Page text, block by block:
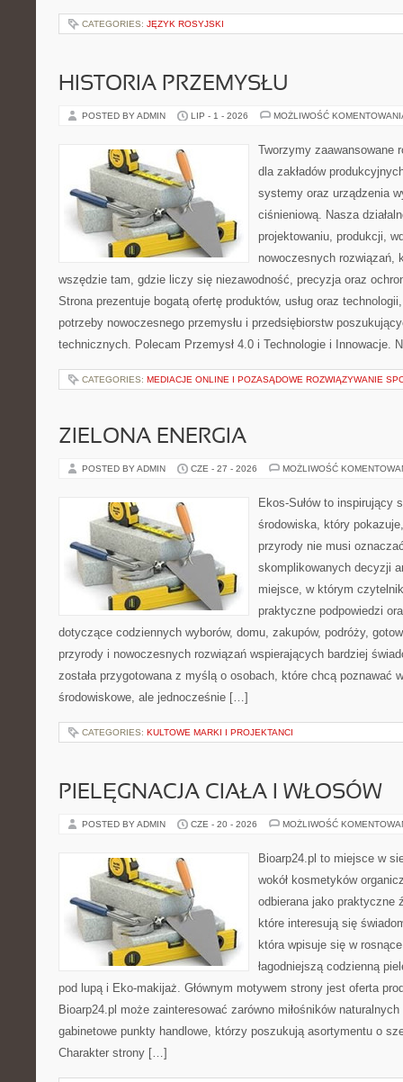
CATEGORIES: JĘZYK ROSYJSKI
HISTORIA PRZEMYSŁU
POSTED BY ADMIN LIP - 1 - 2026 MOŻLIWOŚĆ
Tworzymy zaawansowane
dla zakładów
systemy oraz urządzenia
ciśnieniową. Nasza
projektowaniu, produkcji,
nowoczesnych rozwiązań,
wszędzie tam, gdzie liczy się niezawodność, precyzja oraz
Strona prezentuje bogatą ofertę produktów, usług oraz
potrzeby nowoczesnego przemysłu i przedsiębiorstw
technicznych. Polecam Przemysł 4.0 i Technologie i Innowacje.
CATEGORIES: MEDIACJE ONLINE I POZASĄDOWE ROZWIĄZYWANIE
ZIELONA ENERGIA
POSTED BY ADMIN CZE - 27 - 2026 MOŻLIWOŚĆ
Ekos-Sułów to inspirujący
środowiska, który
przyrody nie musi
skomplikowanych decyzji
miejsce, w którym
praktyczne podpowiedzi
dotyczące codziennych wyborów, domu, zakupów, podróży,
przyrody i nowoczesnych rozwiązań wspierających bardziej
została przygotowana z myślą o osobach, które chcą poznawać
środowiskowe, ale jednocześnie […]
CATEGORIES: KULTOWE MARKI I PROJEKTANCI
PIELĘGNACJA CIAŁA I WŁOSÓW
POSTED BY ADMIN CZE - 20 - 2026 MOŻLIWOŚĆ
Bioarp24.pl to miejsce w
wokół kosmetyków
odbierana jako praktyczne
które interesują się
która wpisuje się w
łagodniejszą codzienną
pod lupą i Eko-makijaż. Głównym motywem strony jest oferta
Bioarp24.pl może zainteresować zarówno miłośników
gabinetowe punkty handlowe, którzy poszukują asortymentu o
Charakter strony […]